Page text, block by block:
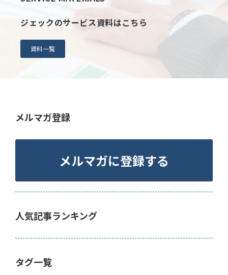
ジェックのサービス資料はこちら
資料一覧
メルマガ登録
メルマガに登録する
人気記事ランキング
タグ一覧